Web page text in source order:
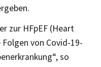
zur HFpEF (Heart
von Covid-19-
so